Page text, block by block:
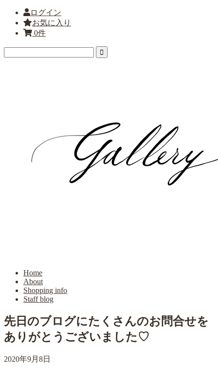
ログイン
お気に入り
0件
Home
About
Shopping info
Staff blog
先日のブログにたくさんのお問合せを
ありがとうございました♡
2020年9月8日